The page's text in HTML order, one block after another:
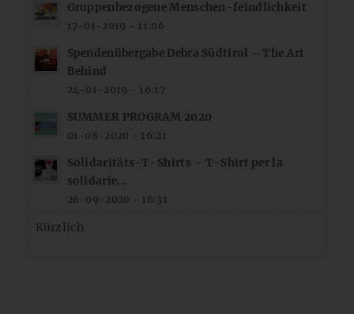
Gruppenbezogene Menschen-feindlichkeit
17-01-2019 - 11:06
Spendenübergabe Debra Südtirol – The Art
Behind
24-01-2019 - 16:17
SUMMER PROGRAM 2020
01-08-2020 - 16:21
Solidaritäts-T-Shirts – T-Shirt per la
solidarie...
26-09-2020 - 16:31
Kürzlich